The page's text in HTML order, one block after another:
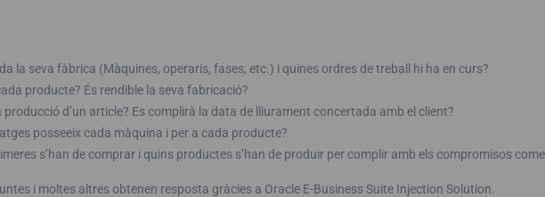
la seva fàbrica (Màquines, operaris, fases, etc.) i quines ordres de treball hi ha en curs?
producte? És rendible la seva fabricació?
d’un article? Es complirà la data de lliurament concertada amb el client?
posseeix cada màquina i per a cada producte?
s’han de comprar i quins productes s’han de produir per complir amb els compromisos
i moltes altres obtenen resposta gràcies a Oracle E-Business Suite Injection Solution.